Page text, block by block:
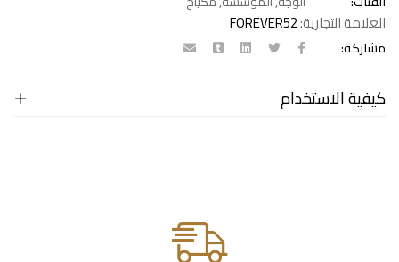
العلامة التجارية:FOREVER52
مشاركة:
كيفية الاستخدام